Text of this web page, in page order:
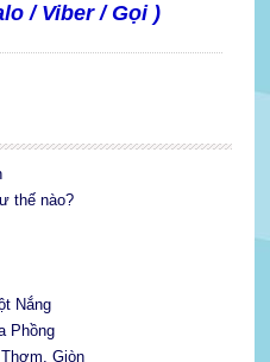
/ Viber / Gọi )
thế nào?
Nắng
Phồng
Giòn